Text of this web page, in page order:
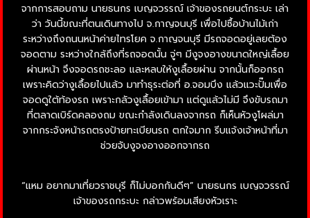
จากการสอบถาม นายธนกร เบญจวรรณ์ เจ้าของรถยนต์กระบะ เล่า
ว่า วันนี้ขณะที่ตนเดินทางไป จ.กาญจนบุรี เพื่อไปซื้อบ้านไม้เก่า
ระหว่างถึงถนนหน้าค่ายไทรโยค จ.กาญจนบุรี มีรถจอดอยู่เลยต้อง
จอดตาม ระหว่างใกล้ถึงที่รถจอดนั้น จู่ๆ มีงูจงอางขนาดใหญ่เลื้อย
ผ่านหน้า จึงจอดรถชะลอ และหลบให้งูเลื้อยผ่าน จากนั้นก็ออกรถ
เพราะคิดว่างูเลื้อยไปแล้ว มาทำธุระต่อที่ อ.จอมบึง แล้วแวะปั๊มเพื่อ
จอดดูใต้ท้องรถ เพราะกลัวงูเลื้อยเข้ามา แต่ดูแล้วไม่มี จึงขับรถมา
ที่ตลาดเบิร์ดคลองถม ขณะกำลังเดินลงจากรถ ก็เห็นหัวงูโผล่มา
จากกระจังหน้ารถตรงป้ายทะเบียนรถ ตกใจมาก รีบแจ้งเจ้าหน้าที่มา
ช่วยจับงูจงอางออกจากรถ
“แหม อยากมาเที่ยวราชบุรี ก็ไม่บอกกันดีๆ” นายธนกร เบญจวรรณ์
เจ้าของรถกระบะ กล่าวพร้อมเสียงหัวเราะ